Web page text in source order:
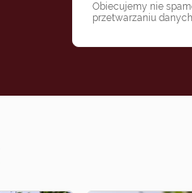
Obiecujemy nie
przetwarzaniu